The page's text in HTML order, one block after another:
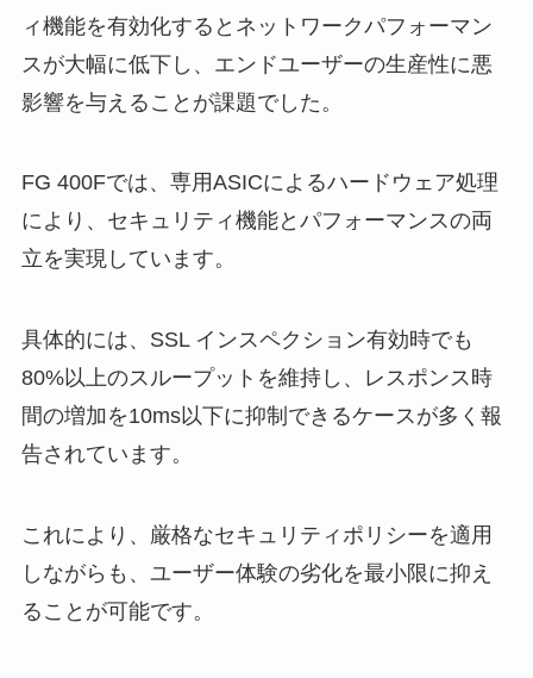
ィ機能を有効化するとネットワークパフォーマン
スが大幅に低下し、エンドユーザーの生産性に悪
影響を与えることが課題でした。
FG 400Fでは、専用ASICによるハードウェア処理
により、セキュリティ機能とパフォーマンスの両
立を実現しています。
具体的には、SSL インスペクション有効時でも
80%以上のスループットを維持し、レスポンス時
間の増加を10ms以下に抑制できるケースが多く報
告されています。
これにより、厳格なセキュリティポリシーを適用
しながらも、ユーザー体験の劣化を最小限に抑え
ることが可能です。